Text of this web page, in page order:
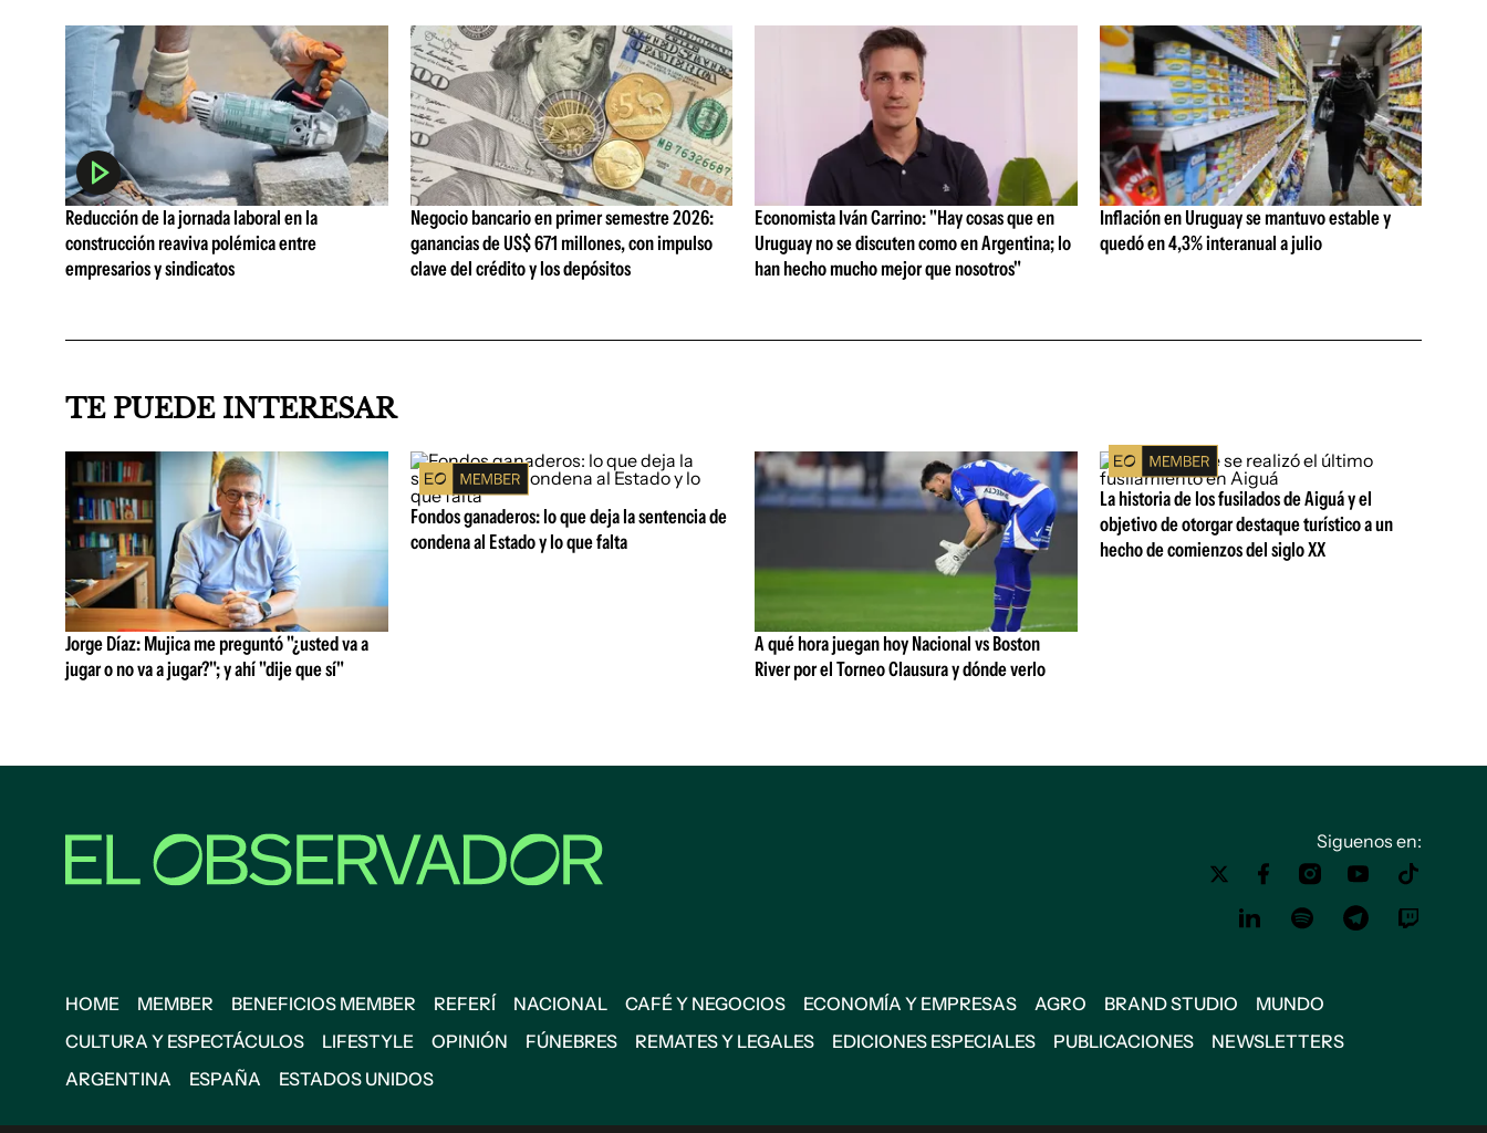
Reducción de la jornada laboral en la
construcción reaviva polémica entre
empresarios y sindicatos
Negocio bancario en primer semestre 2026:
ganancias de US$ 671 millones, con impulso
clave del crédito y los depósitos
Economista Iván Carrino: "Hay cosas que en
Uruguay no se discuten como en Argentina; lo
han hecho mucho mejor que nosotros"
Inflación en Uruguay se mantuvo estable y
quedó en 4,3% interanual a julio
TE PUEDE INTERESAR
Jorge Díaz: Mujica me preguntó "¿usted va a
jugar o no va a jugar?"; y ahí "dije que sí"
Fondos ganaderos: lo que deja la sentencia de
condena al Estado y lo que falta
A qué hora juegan hoy Nacional vs Boston
River por el Torneo Clausura y dónde verlo
La historia de los fusilados de Aiguá y el
objetivo de otorgar destaque turístico a un
hecho de comienzos del siglo XX
Siguenos en:
HOME MEMBER BENEFICIOS MEMBER REFERÍ NACIONAL CAFÉ Y NEGOCIOS ECONOMÍA Y EMPRESAS AGRO BRAND STUDIO
MUNDO
CULTURA Y ESPECTÁCULOS
LIFESTYLE OPINIÓN FÚNEBRES REMATES Y LEGALES EDICIONES ESPECIALES PUBLICACIONES
NEWSLETTERS
ARGENTINA
ESPAÑA ESTADOS UNIDOS